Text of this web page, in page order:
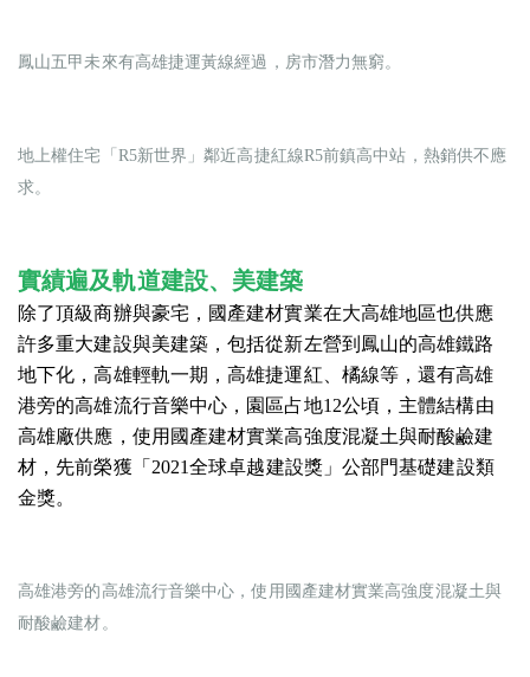
鳳山五甲未來有高雄捷運黃線經過，房市潛力無窮。
地上權住宅「R5新世界」鄰近高捷紅線R5前鎮高中站，熱銷供不應
求。
實績遍及軌道建設、美建築
除了頂級商辦與豪宅，國產建材實業在大高雄地區也供應
許多重大建設與美建築，包括從新左營到鳳山的高雄鐵路
地下化，高雄輕軌一期，高雄捷運紅、橘線等，還有高雄
港旁的高雄流行音樂中心，園區占地12公頃，主體結構由
高雄廠供應，使用國產建材實業高強度混凝土與耐酸鹼建
材，先前榮獲「2021全球卓越建設獎」公部門基礎建設類
金獎。
高雄港旁的高雄流行音樂中心，使用國產建材實業高強度混凝土與
耐酸鹼建材。